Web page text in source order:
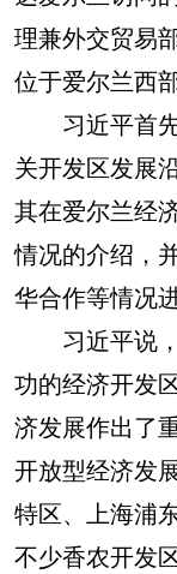
理兼外交贸易
位于爱尔兰西
习近平首先
关开发区发展
其在爱尔兰经
情况的介绍，
华合作等情况
习近平说，
功的经济开发
济发展作出了
开放型经济发
特区、上海浦
不少香农开发